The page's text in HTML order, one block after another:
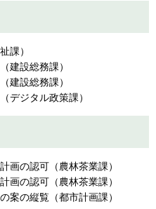
祉課）
（建設総務課）
（建設総務課）
デジタル政策課）
画の認可（農林茶業課）
画の認可（農林茶業課）
の案の縦覧（都市計画課）